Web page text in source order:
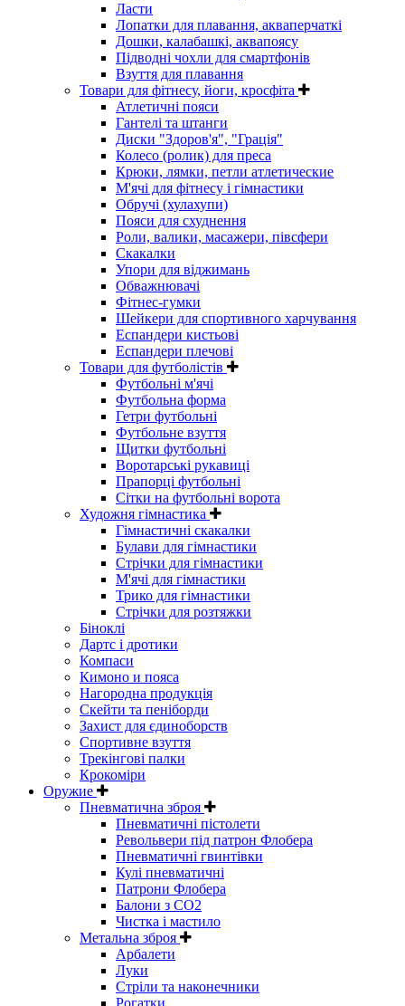
Ласти
Лопатки для плавання, акваперчаткі
Дошки, калабашкі, аквапоясу
Підводні чохли для смартфонів
Взуття для плавання
Товари для фітнесу, йоги, кросфіта
Атлетичні пояси
Гантелі та штанги
Диски "Здоров'я", "Грація"
Колесо (ролик) для преса
Крюки, лямки, петли атлетические
М'ячі для фітнесу і гімнастики
Обручі (хулахупи)
Пояси для схуднення
Роли, валики, масажери, півсфери
Скакалки
Упори для віджимань
Обважнювачі
Фітнес-гумки
Шейкери для спортивного харчування
Еспандери кистьові
Еспандери плечові
Товари для футболістів
Футбольні м'ячі
Футбольна форма
Гетри футбольні
Футбольне взуття
Щитки футбольні
Воротарські рукавиці
Прапорці футбольні
Сітки на футбольні ворота
Художня гімнастика
Гімнастичні скакалки
Булави для гімнастики
Стрічки для гімнастики
М'ячі для гімнастики
Трико для гімнастики
Стрічки для розтяжки
Біноклі
Дартс і дротики
Компаси
Кимоно и пояса
Нагородна продукція
Скейти та пеніборди
Захист для єдиноборств
Спортивне взуття
Трекінгові палки
Крокоміри
Оружие
Пневматична зброя
Пневматичні пістолети
Револьвери під патрон Флобера
Пневматичні гвинтівки
Кулі пневматичні
Патрони Флобера
Балони з CO2
Чистка і мастило
Метальна зброя
Арбалети
Луки
Стріли та наконечники